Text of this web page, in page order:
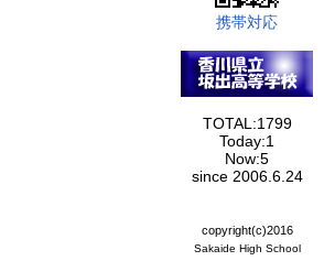
携帯対応
TOTAL:1799
Today:1
Now:5
since 2006.6.24
copyright(c)2016
Sakaide High School